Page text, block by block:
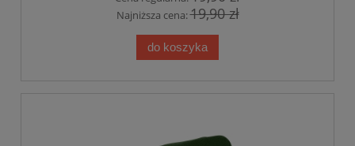
Najniższa cena:19,90 zł
do koszyka